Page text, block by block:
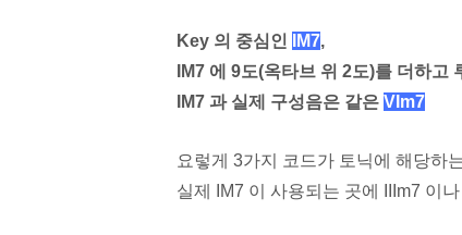
Key 의 중심인 IM7,
IM7 에 9도(옥타브 위 2도)를 더하고
IM7 과 실제 구성음은 같은 VIm7
요렇게 3가지 코드가 토닉에 해당하
실제 IM7 이 사용되는 곳에 IIIm7 이나